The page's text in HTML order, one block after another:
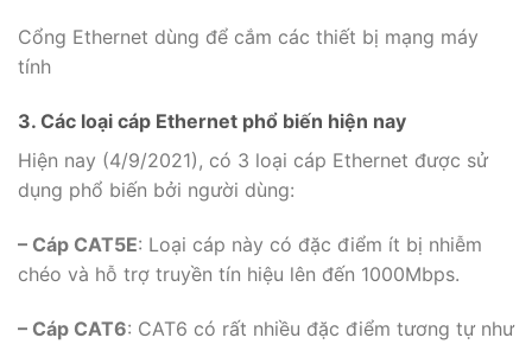
Cổng Ethernet dùng để cắm các thiết bị mạng máy
tính
3. Các loại cáp Ethernet phổ biến hiện nay
Hiện nay (4/9/2021), có 3 loại cáp Ethernet được sử
dụng phổ biến bởi người dùng:
– Cáp CAT5E: Loại cáp này có đặc điểm ít bị nhiễm
chéo và hỗ trợ truyền tín hiệu lên đến 1000Mbps.
– Cáp CAT6: CAT6 có rất nhiều đặc điểm tương tự như